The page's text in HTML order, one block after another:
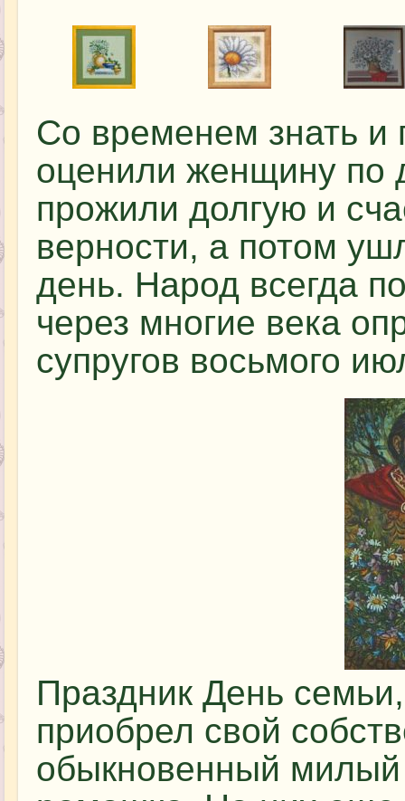
Со временем знать и
оценили женщину по
прожили долгую и
верности, а потом
день. Народ всегда
через многие века
супругов восьмого
Праздник День
приобрел свой
обыкновенный